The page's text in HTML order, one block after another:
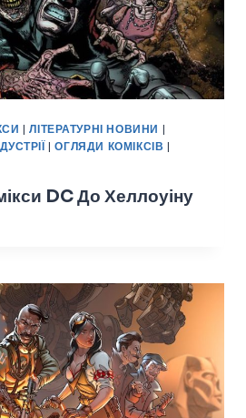
|ЛІТЕРАТУРНІ НОВИНИ |
|ОГЛЯДИ КОМІКСІВ |
DC До Хеллоуіну